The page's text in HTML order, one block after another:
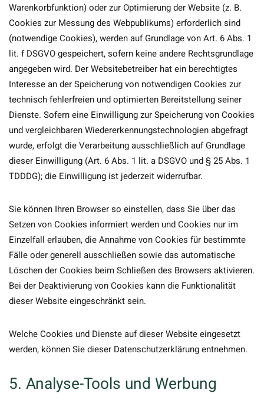
Warenkorbfunktion) oder zur Optimierung der Website (z. B.
Cookies zur Messung des Webpublikums) erforderlich sind
(notwendige Cookies), werden auf Grundlage von Art. 6 Abs. 1
lit. f DSGVO gespeichert, sofern keine andere Rechtsgrundlage
angegeben wird. Der Websitebetreiber hat ein berechtigtes
Interesse an der Speicherung von notwendigen Cookies zur
technisch fehlerfreien und optimierten Bereitstellung seiner
Dienste. Sofern eine Einwilligung zur Speicherung von Cookies
und vergleichbaren Wiedererkennungstechnologien abgefragt
wurde, erfolgt die Verarbeitung ausschließlich auf Grundlage
dieser Einwilligung (Art. 6 Abs. 1 lit. a DSGVO und § 25 Abs. 1
TDDDG); die Einwilligung ist jederzeit widerrufbar.
Sie können Ihren Browser so einstellen, dass Sie über das
Setzen von Cookies informiert werden und Cookies nur im
Einzelfall erlauben, die Annahme von Cookies für bestimmte
Fälle oder generell ausschließen sowie das automatische
Löschen der Cookies beim Schließen des Browsers aktivieren.
Bei der Deaktivierung von Cookies kann die Funktionalität
dieser Website eingeschränkt sein.
Welche Cookies und Dienste auf dieser Website eingesetzt
werden, können Sie dieser Datenschutzerklärung entnehmen.
5. Analyse-Tools und Werbung